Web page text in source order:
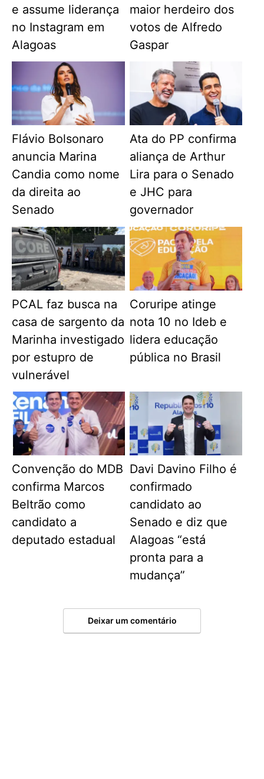
e assume liderança
no Instagram em
Alagoas
maior herdeiro dos
votos de Alfredo
Gaspar
Flávio Bolsonaro
anuncia Marina
Candia como nome
da direita ao
Senado
Ata do PP confirma
aliança de Arthur
Lira para o Senado
e JHC para
governador
PCAL faz busca na
casa de sargento da
Marinha investigado
por estupro de
vulnerável
Coruripe atinge
nota 10 no Ideb e
lidera educação
pública no Brasil
Convenção do MDB
confirma Marcos
Beltrão como
candidato a
deputado estadual
Davi Davino Filho é
confirmado
candidato ao
Senado e diz que
Alagoas “está
pronta para a
mudança”
Deixar um comentário